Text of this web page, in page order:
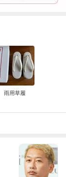
雨用草履